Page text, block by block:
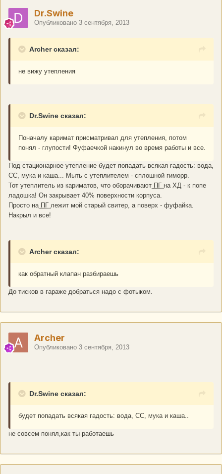
Dr.Swine
Опубликовано 3 сентября, 2013
Archer сказал:
не вижу утепления
Dr.Swine сказал:
Поначалу каримат присматривал для утепления, потом
понял - глупости! Фуфаечкой накинул во время работы и все.
Под стационарное утепление будет попадать всякая гадость: вода,
СС, мука и каша... Мыть с утеплителем - сплошной гиморр.
Тот утеплитель из кариматов, что оборачивают ПГ на ХД - к попе
ладошка! Он закрывает 40% поверхности корпуса.
Просто наПГ лежит мой старый свитер, а поверх - фуфайка.
Накрыл и все!
Archer сказал:
как обратный клапан разбираешь
До тисков в гараже добраться надо с фотыком.
Archer
Опубликовано 3 сентября, 2013
Dr.Swine сказал:
будет попадать всякая гадость: вода, СС, мука и каша..
не совсем понял,как ты работаешь